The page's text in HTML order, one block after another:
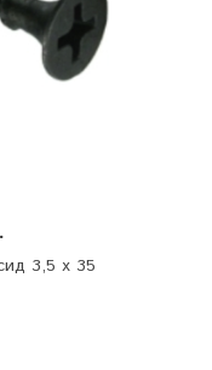
3,5 х 35